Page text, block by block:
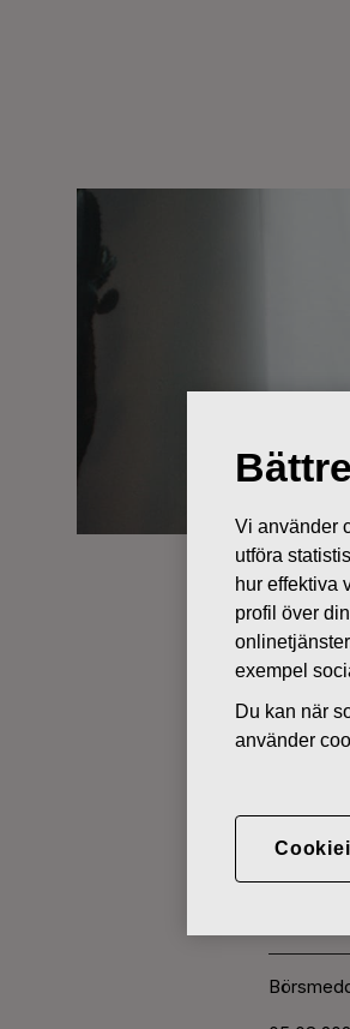
Vi använder
utföra
hur effektiva
profil över
exempel
Du kan när
använder